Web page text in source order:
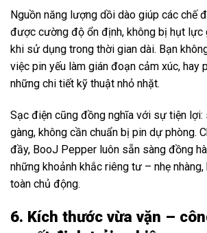
Nguồn năng lượng dồi dào giúp các chế
được cường độ ổn định, không bị hụt lực
khi sử dụng trong thời gian dài. Bạn
việc pin yếu làm gián đoạn cảm xúc, hay
những chi tiết kỹ thuật nhỏ nhặt.
Sạc điện cũng đồng nghĩa với sự tiện lợi:
gàng, không cần chuẩn bị pin dự phòng.
đầy, BooJ Pepper luôn sẵn sàng đồng
những khoảnh khắc riêng tư – nhẹ
toàn chủ động.
6. Kích thước vừa vặn –